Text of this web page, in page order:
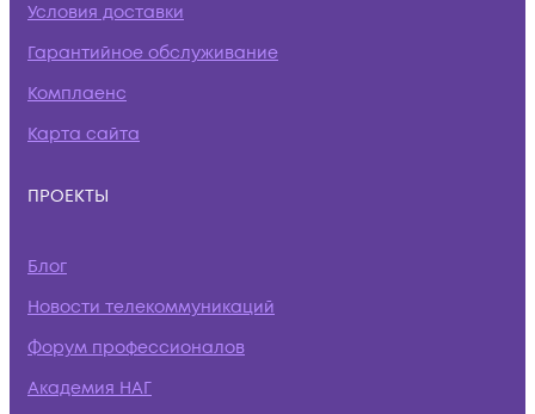
Условия доставки
Гарантийное обслуживание
Комплаенс
Карта сайта
ПРОЕКТЫ
Блог
Новости телекоммуникаций
Форум профессионалов
Академия НАГ